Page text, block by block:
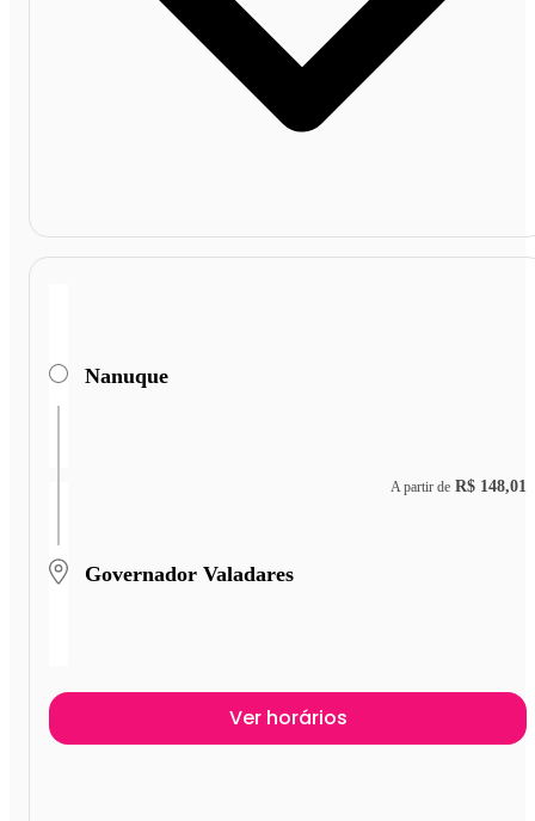
Nanuque
Governador Valadares
A partir de R$ 148,01
Ver horários